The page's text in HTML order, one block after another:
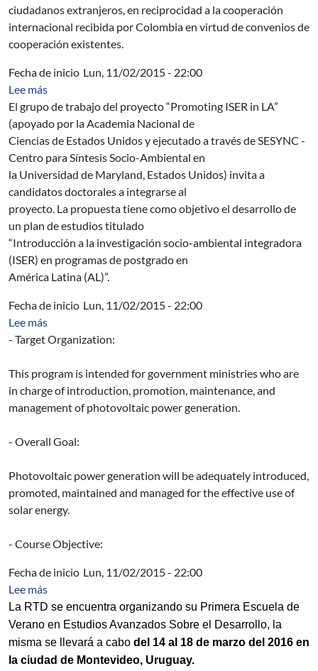
ciudadanos extranjeros, en reciprocidad a la cooperación
internacional recibida por Colombia en virtud de convenios de
cooperación existentes.
Fecha de inicio Lun, 11/02/2015 - 22:00
Lee mássobre Proyecto Investigación socio-ambiental
El grupo de trabajo del proyecto “Promoting ISER in LA”
(apoyado por la Academia Nacional de
Ciencias de Estados Unidos y ejecutado a través de SESYNC -
Centro para Síntesis Socio-Ambiental en
la Universidad de Maryland, Estados Unidos) invita a
candidatos doctorales a integrarse al
proyecto. La propuesta tiene como objetivo el desarrollo de
un plan de estudios titulado
“Introducción a la investigación socio-ambiental integradora
(ISER) en programas de postgrado en
América Latina (AL)”.
Fecha de inicio Lun, 11/02/2015 - 22:00
Lee mássobre Phovoltaic Power Generation Technology
- Target Organization:
This program is intended for government ministries who are
in charge of introduction, promotion, maintenance, and
management of photovoltaic power generation.
- Overall Goal:
Photovoltaic power generation will be adequately introduced,
promoted, maintained and managed for the effective use of
solar energy.
- Course Objective:
Fecha de inicio Lun, 11/02/2015 - 22:00
Lee mássobre Escuela de Verano en Estudios Avanzados del
La RTD se encuentra organizando su Primera Escuela de
Verano en Estudios Avanzados Sobre el Desarrollo, la
misma se llevará a cabo del 14 al 18 de marzo del 2016 en
la ciudad de Montevideo, Uruguay.